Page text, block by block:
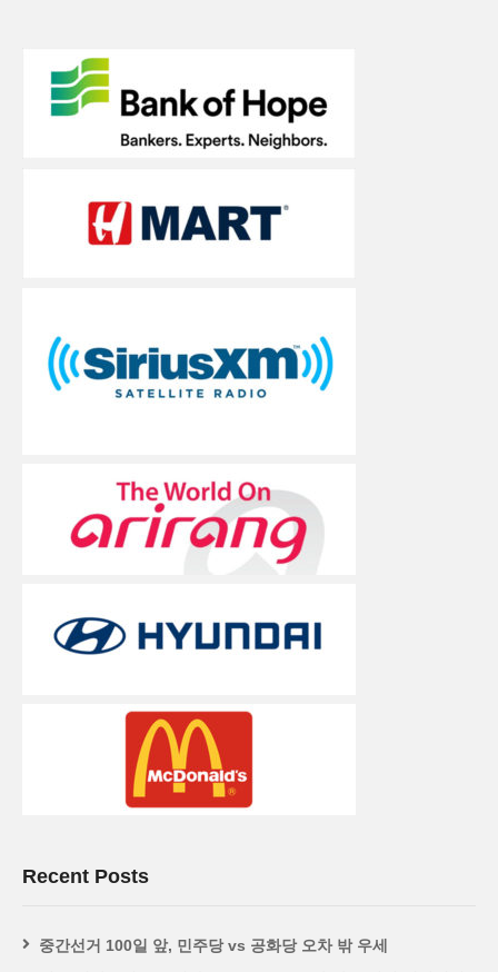
Recent Posts
중간선거 100일 앞, 민주당 vs 공화당 오차 밖 우세